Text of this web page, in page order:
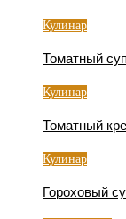
Кулинар
Томатный
Кулинар
Томатный
Кулинар
Гороховый